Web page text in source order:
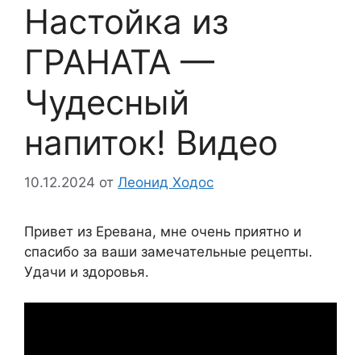
Настойка из
ГРАНАТА —
Чудесный
напиток! Видео
10.12.2024 от Леонид Ходос
Привет из Еревана, мне очень приятно и
спасибо за ваши замечательные рецепты.
Удачи и здоровья.